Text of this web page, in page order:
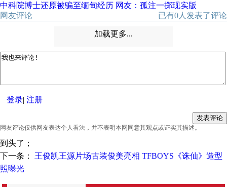
中科院博士还原被骗至缅甸经历 网友：孤注一掷现实版
已有0 人发表了评论
网友评论
加载更多...
登录|注册
网友评论仅供网友表达个人看法，并不表明本网同意其观点或证实其描述。
到头了；
下一条： 王俊凯王源片场古装俊美亮相 TFBOYS《诛仙》造型
照曝光